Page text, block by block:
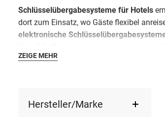
Schlüsselübergabesysteme für Hotels
dort zum Einsatz, wo Gäste flexibel
elektronische
Lösungen auch einen kontrollierten
ZEIGE MEHR
Hersteller/Marke